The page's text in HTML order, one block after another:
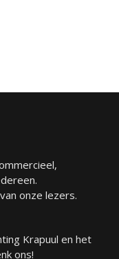
onze lezers.
Krapuul en het
ons!